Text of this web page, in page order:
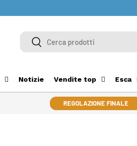
Cerca
Cerca
Notizie Vendite top Esca
REGOLAZIONE FINALE